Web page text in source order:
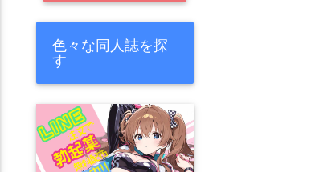
色々な同人誌を探
す